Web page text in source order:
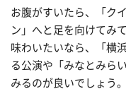
お腹がすいたら、「ク
ン」へと足を向けてみ
味わいたいなら、「横
る公演や「みなとみら
みるのが良いでしょう。